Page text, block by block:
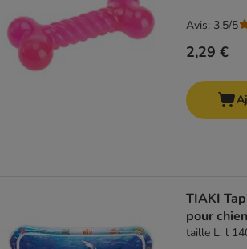
2,29 €
Avis: 3.5/5
TIAKI
pour chien
taille L: l